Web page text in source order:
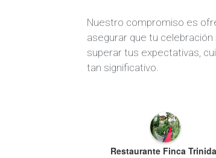
Nuestro compromiso es
asegurar que tu
superar tus expectativas,
tan significativo.
Restaurante Finca